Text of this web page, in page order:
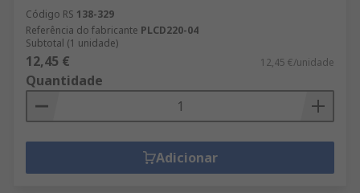
Código RS 138-329
Referência do fabricante PLCD220-04
Subtotal (1 unidade)
12,45 € 12,45 €/unidade
Quantidade
Adicionar